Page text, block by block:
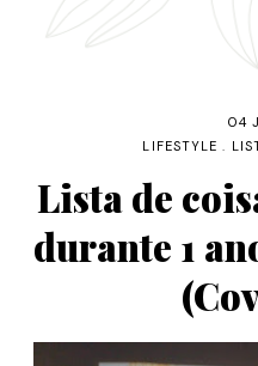
04
LIFESTYLE .
Lista de
durante 1